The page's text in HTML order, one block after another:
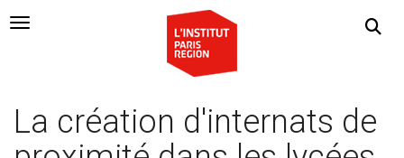
Navigation Toggle
La création d'internats de